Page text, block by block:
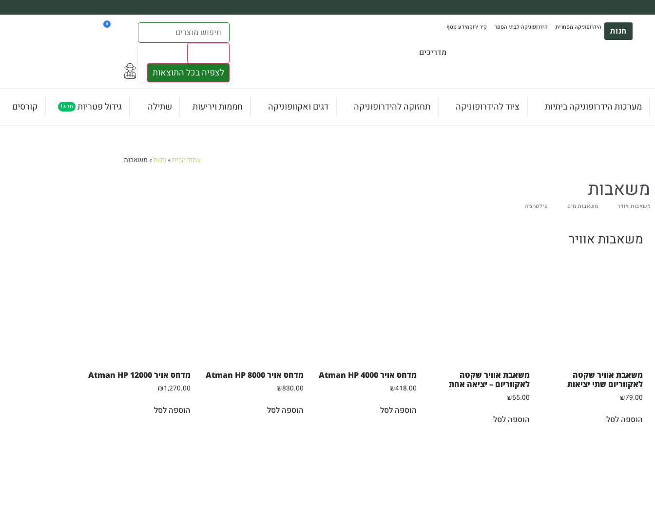
*בהתאם להגבלת גודל ומשקל
חנות הידרופוניקה מסחרית הידרופוניקה לבתי הספר קיר ירוקמידע נוסף
מדריכים
לצפיה בכל התוצאות
0
מערכות הידרופוניקה ביתיות ציוד להידרופוניקה תחזוקה להידרופוניקה דגים ואקוופוניקה חממות ויריעות שתילה גידול פטריות חדש! קורסים
עמוד הבית»חנות» משאבות
משאבות
משאבות אוויר משאבות מים פילטרציה
משאבות אוויר
משאבת אוויר שקטה
לאקווריום שתי יציאות
₪79.00
הוספה לסל
משאבת אוויר שקטה
לאקווריום – יציאה אחת
₪65.00
הוספה לסל
מדחס אויר Atman HP 4000
₪418.00
הוספה לסל
מדחס אויר Atman HP 8000
₪830.00
הוספה לסל
מדחס אויר Atman HP 12000
₪1,270.00
הוספה לסל